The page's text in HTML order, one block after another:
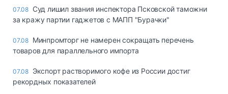
07.08 Суд лишил звания инспектора Псковской таможни
за кражу партии гаджетов с МАПП "Бурачки"
07.08 Минпромторг не намерен сокращать перечень
товаров для параллельного импорта
07.08 Экспорт растворимого кофе из России достиг
рекордных показателей